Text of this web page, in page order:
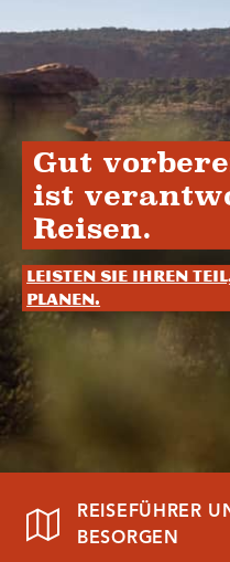
Gut
ist
Reisen.
Leisten Sie Ihren
planen.
REISEFÜHRER
BESORGEN